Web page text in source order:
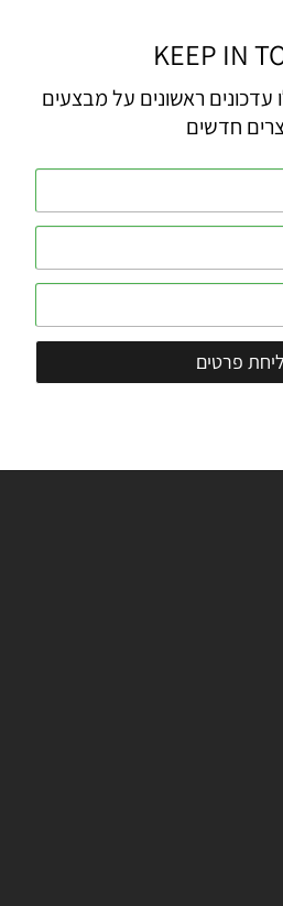
KEEP IN
עדכונים ראשונים על מבצעים
חדשים